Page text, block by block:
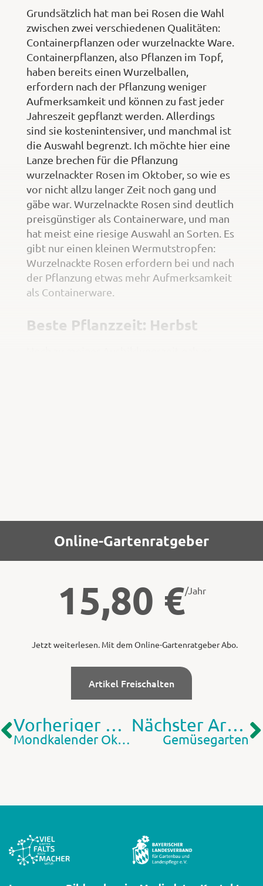
Grundsätzlich hat man bei Rosen die Wahl
zwischen zwei verschiedenen Qualitäten:
Containerpflanzen oder wurzelnackte Ware.
Containerpflanzen, also Pflanzen im Topf,
haben bereits einen Wurzelballen,
erfordern nach der Pflanzung weniger
Aufmerksamkeit und können zu fast jeder
Jahreszeit gepflanzt werden. Allerdings
sind sie kostenintensiver, und manchmal ist
die Auswahl begrenzt. Ich möchte hier eine
Lanze brechen für die Pflanzung
wurzelnackter Rosen im Oktober, so wie es
vor nicht allzu langer Zeit noch gang und
gäbe war. Wurzelnackte Rosen sind deutlich
preisgünstiger als Containerware, und man
hat meist eine riesige Auswahl an Sorten. Es
gibt nur einen kleinen Wermutstropfen:
Wurzelnackte Rosen erfordern bei und nach
der Pflanzung etwas mehr Aufmerksamkeit
als Containerware.
Beste Pflanzzeit: Herbst
Online-Gartenratgeber
15,80 €/Jahr
Jetzt weiterlesen. Mit dem Online-Gartenratgeber Abo.
Artikel Freischalten
Vorheriger Artikel
Mondkalender Oktober
Nächster Artikel
Gemüsegarten